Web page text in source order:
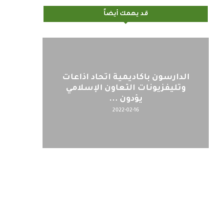
قد يهمك أيضاً
الدارسون باكاديمية اتحاد اذاعات
وتليفزيونات التعاون الإسلامي
يؤدون ...
2022-02-16